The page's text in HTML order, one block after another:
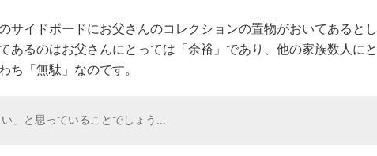
サイドボードにお父さんのコレクションの置物がおいてあるとし
あるのはお父さんにとっては「余裕」であり、他の家族数人にと
ち「無駄」なのです。
」と思っていることでしょう...